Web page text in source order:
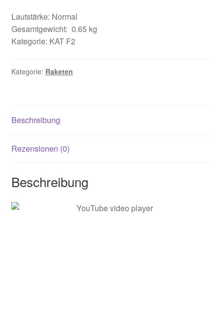
Lautstärke: Normal
Gesamtgewicht: 0.65 kg
Kategorie: KAT F2
Kategorie: Raketen
Beschreibung
Rezensionen (0)
Beschreibung